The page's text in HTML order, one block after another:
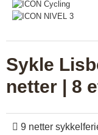
Sykle
netter | 8
9 netter